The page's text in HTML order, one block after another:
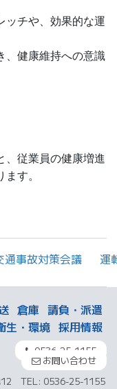
ッチや、効果的な運
、健康維持への意識
、従業員の健康増進
す。
事故対策会議 運
倉庫 請負・派遣
生・環境 採用情報
0536-25-1155
お問い合わせ
12 TEL: 0536-25-1155